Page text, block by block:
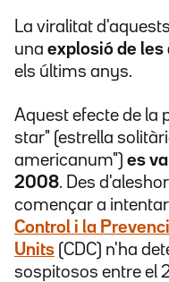
La viralitat
una explosió de les
els últims anys.
Aquest efecte de la
star" (estrella
americanum") es
2008. Des
començar a
Control i la
Units (CDC) n'ha
sospitosos entre el